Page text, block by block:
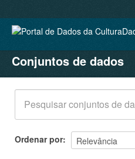
CONJUNTOS DE DADOS
ORGANIZAÇÕES
GRUPOS
SOBRE
Conjuntos de dados
Ordenar por